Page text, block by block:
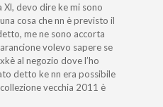
devo dire ke mi sono
cosa che nn è previsto il
me ne sono accorta
volevo sapere se
al negozio dove l’ho
detto ke nn era possibile
vecchia 2011 è